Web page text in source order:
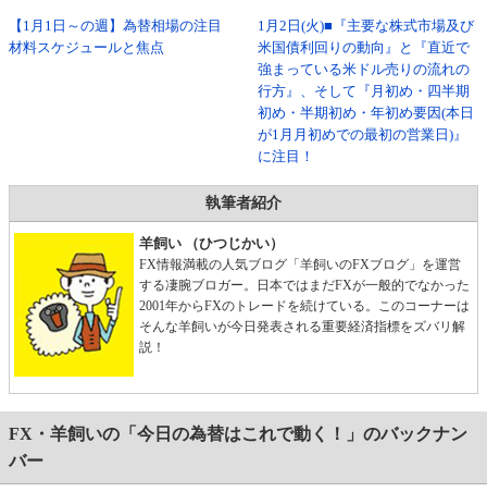
【1月1日～の週】為替相場の注目
材料スケジュールと焦点
1月2日(火)■『主要な株式市場及び
米国債利回りの動向』と『直近で
強まっている米ドル売りの流れの
行方』、そして『月初め・四半期
初め・半期初め・年初め要因(本日
が1月月初めでの最初の営業日)』
に注目！
執筆者紹介
羊飼い （ひつじかい）
FX情報満載の人気ブログ「羊飼いのFXブログ」を運営
する凄腕ブロガー。日本ではまだFXが一般的でなかった
2001年からFXのトレードを続けている。このコーナーは
そんな羊飼いが今日発表される重要経済指標をズバリ解
説！
FX・羊飼いの「今日の為替はこれで動く！」のバックナン
バー